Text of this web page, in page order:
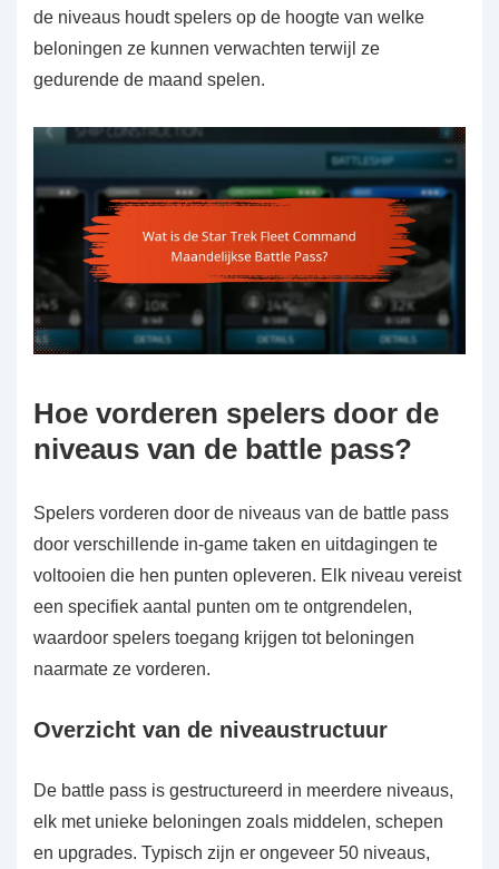
de niveaus houdt spelers op de hoogte van welke
beloningen ze kunnen verwachten terwijl ze
gedurende de maand spelen.
Hoe vorderen spelers door de
niveaus van de battle pass?
Spelers vorderen door de niveaus van de battle pass
door verschillende in-game taken en uitdagingen te
voltooien die hen punten opleveren. Elk niveau vereist
een specifiek aantal punten om te ontgrendelen,
waardoor spelers toegang krijgen tot beloningen
naarmate ze vorderen.
Overzicht van de niveaustructuur
De battle pass is gestructureerd in meerdere niveaus,
elk met unieke beloningen zoals middelen, schepen
en upgrades. Typisch zijn er ongeveer 50 niveaus,